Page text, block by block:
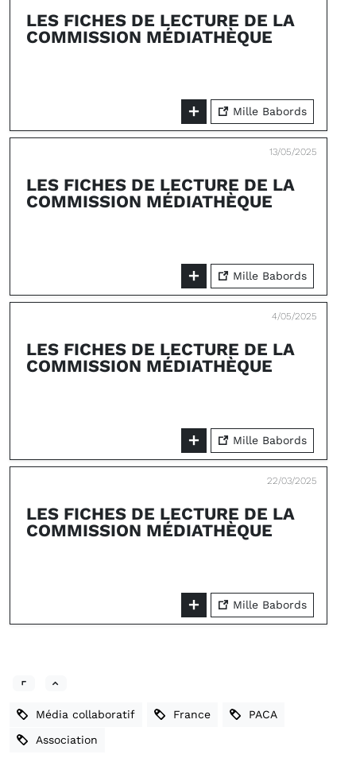
LES FICHES DE LECTURE DE LA
COMMISSION MÉDIATHÈQUE
Mille Babords
13/05/2025
LES FICHES DE LECTURE DE LA
COMMISSION MÉDIATHÈQUE
Mille Babords
4/05/2025
LES FICHES DE LECTURE DE LA
COMMISSION MÉDIATHÈQUE
Mille Babords
22/03/2025
LES FICHES DE LECTURE DE LA
COMMISSION MÉDIATHÈQUE
Mille Babords
Média collaboratif France PACA
Association